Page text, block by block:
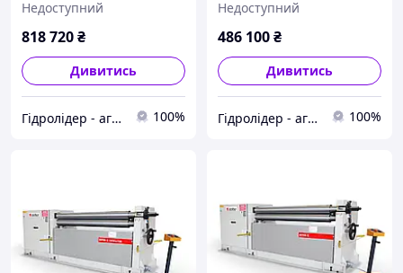
Недоступний
818 720₴
Дивитись
Гідролідер - агротехніка, промислове та будівельне обладнання 100%
Недоступний
486 100₴
Дивитись
Гідролідер - агротехніка, промислове та будівельне обладнання 100%